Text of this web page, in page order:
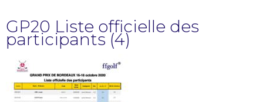
GP20 Liste officielle des
participants (4)